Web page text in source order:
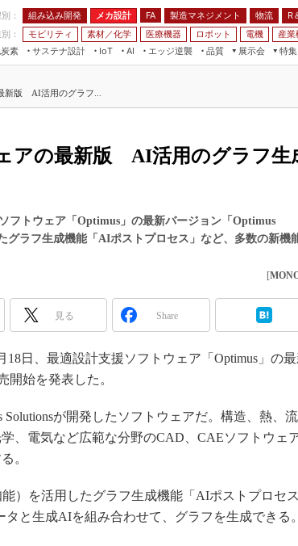
： 組み込み開発 メカ設計 FA 製造マネジメント 物流 R
：
モビリティ 素材／化学 医療機器 ロボット 電機 産業
素
サステナ設計
IoT
AI
全
エッジ逆襲 品質
展示会
JIMTOF
IIFES
TECHNO-FRONTIER
EdgeTech+
日本ものづくりワールド
AUTOMOTIVE WORLD
産業オープンネット展
特集
組み込み画像技術
組み込みモデリング
ISO26262
3Dプリンタ
S＆OP
インダストリー4.0
製造業ビッグデータ
メイドインジャパン
FA
新版 AI活用のグラフ...
アの最新版 AI活用のグラフ生
フトウェア「Optimus」の最新バージョン「Optimus
グラフ生成機能「AIポストプロセス」など、多数の新機
[
見る Share
日、最適設計支援ソフトウェア「Optimus」の
開始を発表した。
が開発したソフトウェアだ。構造、熱、流
、電気など広範な分野のCAD、CAEソフトウェ
。
）を活用したグラフ生成機能「AIポストプロセス
タと生成AIを組み合わせて、グラフを生成できる。